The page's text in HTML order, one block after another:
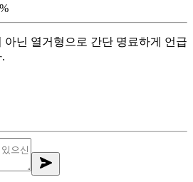
%
아닌 열거형으로 간단 명료하게 언급